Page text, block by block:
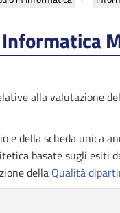
alla valutazione
e della scheda unica
basate sugli esiti
della Qualità